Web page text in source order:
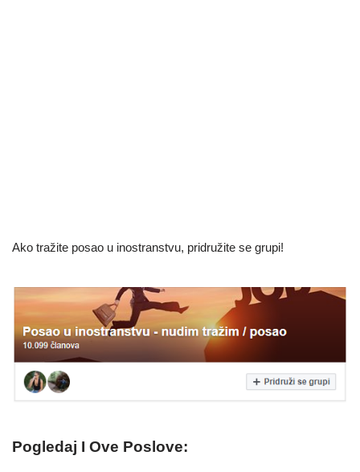
Ako tražite posao u inostranstvu, pridružite se grupi!
Pogledaj I Ove Poslove: